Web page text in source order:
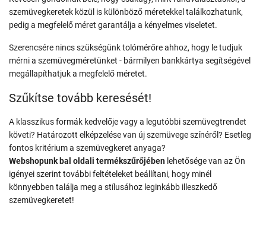
szemüvegkeretek közül is különböző méretekkel találkozhatunk,
pedig a megfelelő méret garantálja a kényelmes viseletet.
Szerencsére nincs szükségünk tolómérőre ahhoz, hogy le tudjuk
mérni a szemüvegméretünket - bármilyen bankkártya segítségével
megállapíthatjuk a megfelelő méretet.
Szűkítse tovább keresését!
A klasszikus formák kedvelője vagy a legutóbbi szemüvegtrendet
követi? Határozott elképzelése van új szemüvege színéről? Esetleg
fontos kritérium a szemüvegkeret anyaga?
Webshopunk bal oldali termékszűrőjében lehetősége van az Ön
igényei szerint további feltételeket beállítani, hogy minél
könnyebben találja meg a stílusához leginkább illeszkedő
szemüvegkeretet!